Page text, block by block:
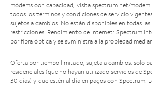
módems con capacidad, visita spectrum.net/modem
todos los términos y condiciones de servicio
sujetos a cambios. No están disponibles en todas las
restricciones. Rendimiento de Internet: Spectrum
por fibra óptica y se suministra a la propiedad
Oferta por tiempo limitado; sujeta a cambios; solo
residenciales (que no hayan utilizado servicios de
30 días) y que estén al día en pagos con Spectrum.